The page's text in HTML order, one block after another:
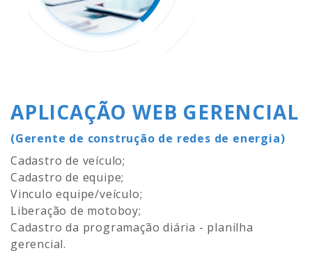
APLICAÇÃO WEB GERENCIAL
(Gerente de construção de redes de energia)
Cadastro de veículo;
Cadastro de equipe;
Vinculo equipe/veículo;
Liberação de motoboy;
Cadastro da programação diária - planilha
gerencial.